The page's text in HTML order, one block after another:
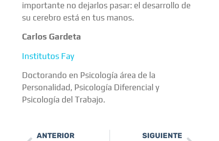
importante no dejarlos pasar: el desarrollo de
su cerebro está en tus manos.
Carlos Gardeta
Institutos Fay
Doctorando en Psicología área de la
Personalidad, Psicología Diferencial y
Psicología del Trabajo.
ANTERIOR
SIGUIENTE